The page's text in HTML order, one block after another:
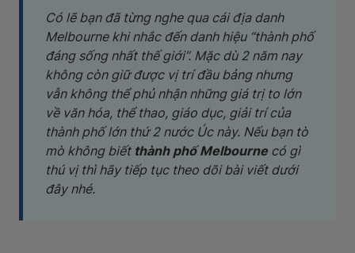
Có lẽ bạn đã từng nghe qua cái địa danh
Melbourne khi nhắc đến danh hiệu “thành phố
đáng sống nhất thế giới”. Mặc dù 2 năm nay
không còn giữ được vị trí đầu bảng nhưng
vẫn không thể phủ nhận những giá trị to lớn
về văn hóa, thể thao, giáo dục, giải trí của
thành phố lớn thứ 2 nước Úc này. Nếu bạn tò
mò không biết thành phố Melbourne có gì
thú vị thì hãy tiếp tục theo dõi bài viết dưới
đây nhé.